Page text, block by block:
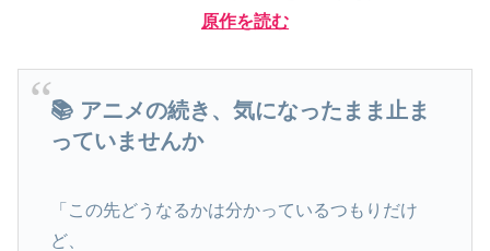
原作を読む
📚 アニメの続き、気になったまま止ま
っていませんか
「この先どうなるかは分かっているつもりだけ
ど、